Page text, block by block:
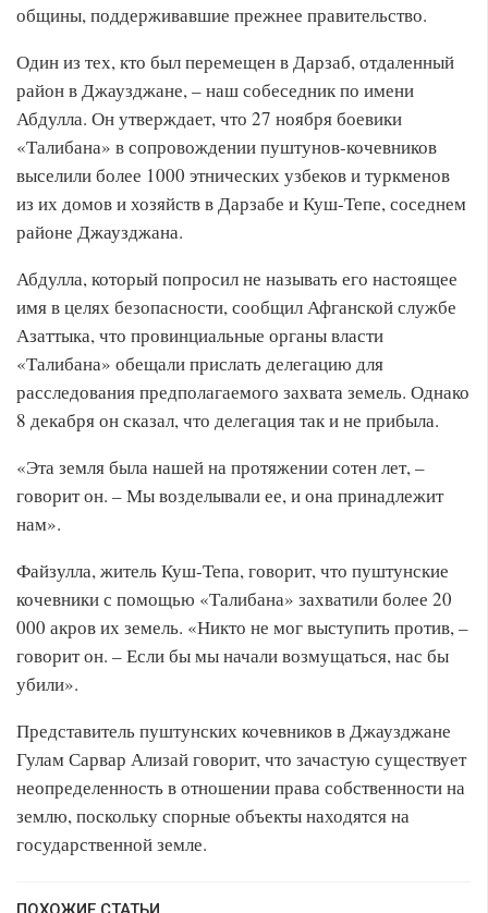
общины, поддерживавшие прежнее правительство.
Один из тех, кто был перемещен в Дарзаб, отдаленный
район в Джаузджане, – наш собеседник по имени
Абдулла. Он утверждает, что 27 ноября боевики
«Талибана» в сопровождении пуштунов-кочевников
выселили более 1000 этнических узбеков и туркменов
из их домов и хозяйств в Дарзабе и Куш-Тепе, соседнем
районе Джаузджана.
Абдулла, который попросил не называть его настоящее
имя в целях безопасности, сообщил Афганской службе
Азаттыка, что провинциальные органы власти
«Талибана» обещали прислать делегацию для
расследования предполагаемого захвата земель. Однако
8 декабря он сказал, что делегация так и не прибыла.
«Эта земля была нашей на протяжении сотен лет, –
говорит он. – Мы возделывали ее, и она принадлежит
нам».
Файзулла, житель Куш-Тепа, говорит, что пуштунские
кочевники с помощью «Талибана» захватили более 20
000 акров их земель. «Никто не мог выступить против, –
говорит он. – Если бы мы начали возмущаться, нас бы
убили».
Представитель пуштунских кочевников в Джаузджане
Гулам Сарвар Ализай говорит, что зачастую существует
неопределенность в отношении права собственности на
землю, поскольку спорные объекты находятся на
государственной земле.